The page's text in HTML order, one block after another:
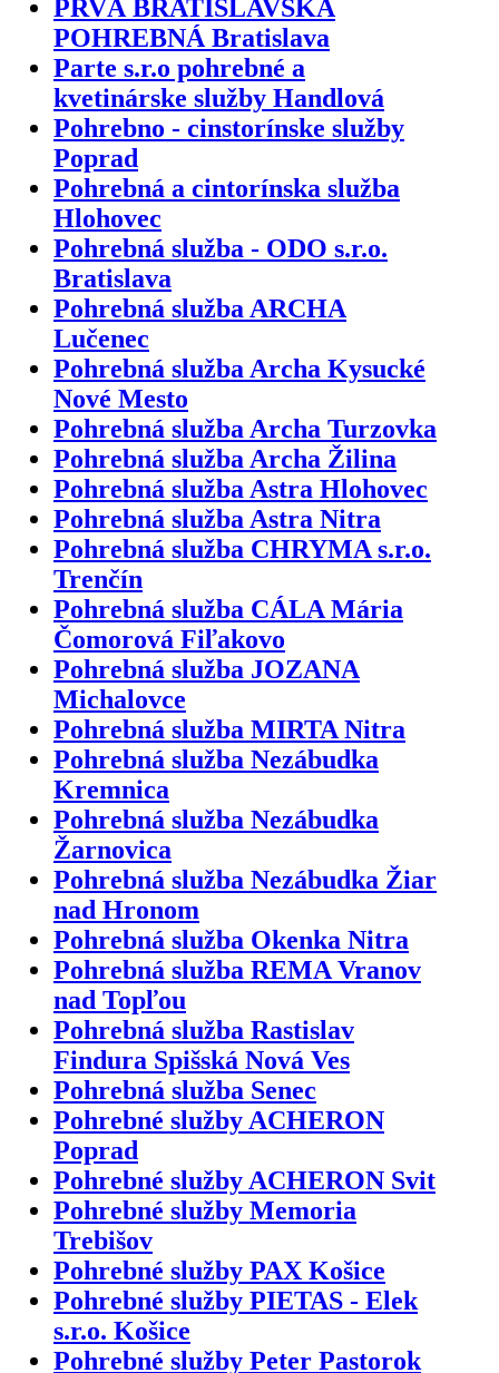
PRVÁ BRATISLAVSKÁ
POHREBNÁ Bratislava
Parte s.r.o pohrebné a
kvetinárske služby Handlová
Pohrebno - cinstorínske služby
Poprad
Pohrebná a cintorínska služba
Hlohovec
Pohrebná služba - ODO s.r.o.
Bratislava
Pohrebná služba ARCHA
Lučenec
Pohrebná služba Archa Kysucké
Nové Mesto
Pohrebná služba Archa Turzovka
Pohrebná služba Archa Žilina
Pohrebná služba Astra Hlohovec
Pohrebná služba Astra Nitra
Pohrebná služba CHRYMA s.r.o.
Trenčín
Pohrebná služba CÁLA Mária
Čomorová Fiľakovo
Pohrebná služba JOZANA
Michalovce
Pohrebná služba MIRTA Nitra
Pohrebná služba Nezábudka
Kremnica
Pohrebná služba Nezábudka
Žarnovica
Pohrebná služba Nezábudka Žiar
nad Hronom
Pohrebná služba Okenka Nitra
Pohrebná služba REMA Vranov
nad Topľou
Pohrebná služba Rastislav
Findura Spišská Nová Ves
Pohrebná služba Senec
Pohrebné služby ACHERON
Poprad
Pohrebné služby ACHERON Svit
Pohrebné služby Memoria
Trebišov
Pohrebné služby PAX Košice
Pohrebné služby PIETAS - Elek
s.r.o. Košice
Pohrebné služby Peter Pastorok